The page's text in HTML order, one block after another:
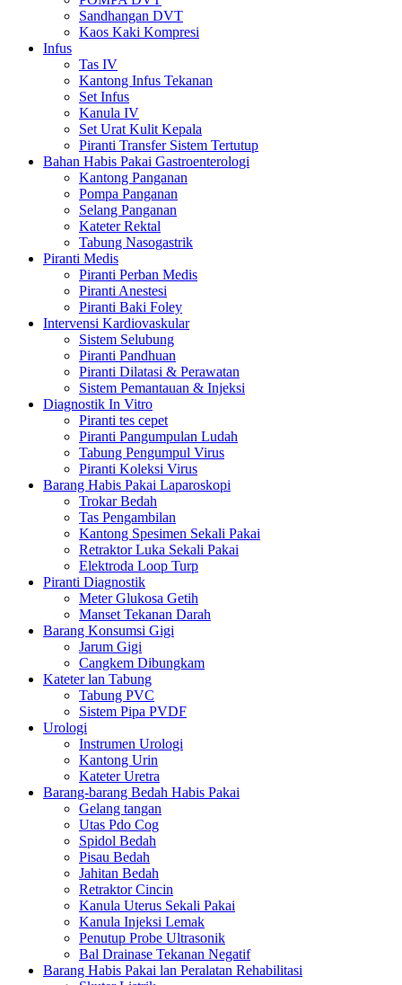
Sandhangan DVT
Kaos Kaki Kompresi
Infus
Tas IV
Kantong Infus Tekanan
Set Infus
Kanula IV
Set Urat Kulit Kepala
Piranti Transfer Sistem Tertutup
Bahan Habis Pakai Gastroenterologi
Kantong Panganan
Pompa Panganan
Selang Panganan
Kateter Rektal
Tabung Nasogastrik
Piranti Medis
Piranti Perban Medis
Piranti Anestesi
Piranti Baki Foley
Intervensi Kardiovaskular
Sistem Selubung
Piranti Pandhuan
Piranti Dilatasi & Perawatan
Sistem Pemantauan & Injeksi
Diagnostik In Vitro
Piranti tes cepet
Piranti Pangumpulan Ludah
Tabung Pengumpul Virus
Piranti Koleksi Virus
Barang Habis Pakai Laparoskopi
Trokar Bedah
Tas Pengambilan
Kantong Spesimen Sekali Pakai
Retraktor Luka Sekali Pakai
Elektroda Loop Turp
Piranti Diagnostik
Meter Glukosa Getih
Manset Tekanan Darah
Barang Konsumsi Gigi
Jarum Gigi
Cangkem Dibungkam
Kateter lan Tabung
Tabung PVC
Sistem Pipa PVDF
Urologi
Instrumen Urologi
Kantong Urin
Kateter Uretra
Barang-barang Bedah Habis Pakai
Gelang tangan
Utas Pdo Cog
Spidol Bedah
Pisau Bedah
Jahitan Bedah
Retraktor Cincin
Kanula Uterus Sekali Pakai
Kanula Injeksi Lemak
Penutup Probe Ultrasonik
Bal Drainase Tekanan Negatif
Barang Habis Pakai lan Peralatan Rehabilitasi